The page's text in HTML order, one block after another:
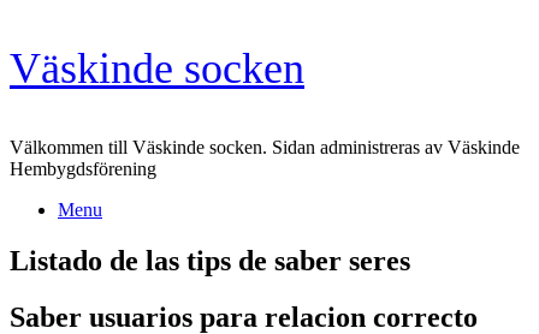
Skip
to
content
Väskinde socken
Välkommen till Väskinde socken. Sidan administreras av Väskinde
Hembygdsförening
Menu
Listado de las tips de saber seres
Saber usuarios para relacion correcto